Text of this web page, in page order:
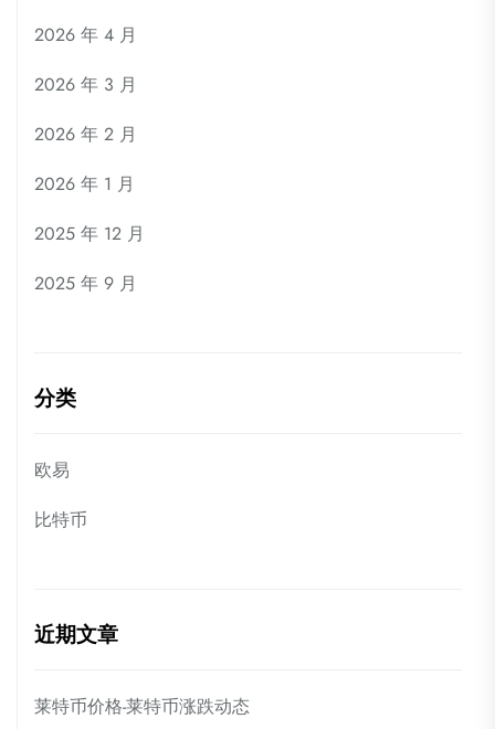
2026 年 4 月
2026 年 3 月
2026 年 2 月
2026 年 1 月
2025 年 12 月
2025 年 9 月
分类
欧易
比特币
近期文章
莱特币价格-莱特币涨跌动态